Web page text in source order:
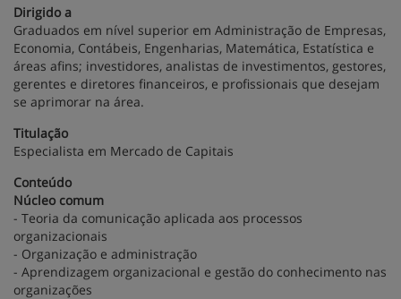
Dirigido a
Graduados em nível superior em Administração de Empresas,
Economia, Contábeis, Engenharias, Matemática, Estatística e
áreas afins; investidores, analistas de investimentos, gestores,
gerentes e diretores financeiros, e profissionais que desejam
se aprimorar na área.
Titulação
Especialista em Mercado de Capitais
Conteúdo
Núcleo comum
- Teoria da comunicação aplicada aos processos
organizacionais
- Organização e administração
- Aprendizagem organizacional e gestão do conhecimento nas
organizações